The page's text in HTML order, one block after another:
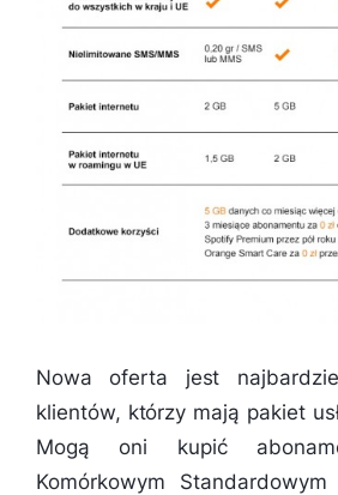
Nowa oferta jest
klientów, którzy mają pakiet
Mogą oni kupić
Komórkowym